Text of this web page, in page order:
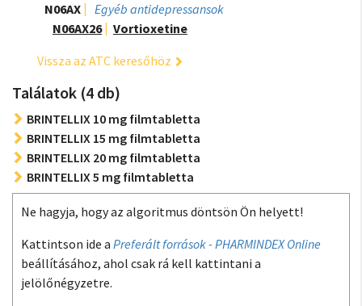
N06AX
Egyéb antidepressansok
N06AX26
Vortioxetine
Vissza az ATC keresőhöz
Találatok (4 db)
BRINTELLIX 10 mg filmtabletta
BRINTELLIX 15 mg filmtabletta
BRINTELLIX 20 mg filmtabletta
BRINTELLIX 5 mg filmtabletta
Ne hagyja, hogy az algoritmus döntsön Ön helyett!
Kattintson ide a Preferált források - PHARMINDEX Online
beállításához, ahol csak rá kell kattintani a
jelölőnégyzetre.